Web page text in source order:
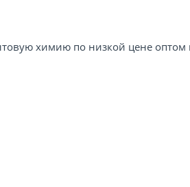
химию по низкой цене оптом